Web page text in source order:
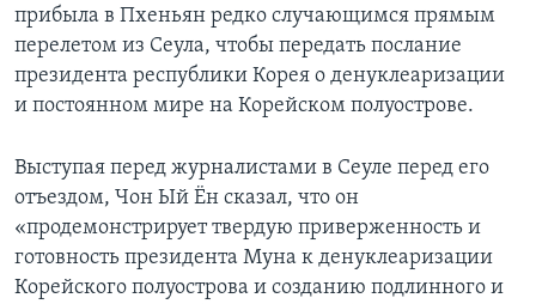
прибыла в Пхеньян редко случающимся прямым
перелетом из Сеула, чтобы передать послание
президента республики Корея о денуклеаризации
и постоянном мире на Корейском полуострове.
Выступая перед журналистами в Сеуле перед его
отъездом, Чон Ый Ён сказал, что он
«продемонстрирует твердую приверженность и
готовность президента Муна к денуклеаризации
Корейского полуострова и созданию подлинного и